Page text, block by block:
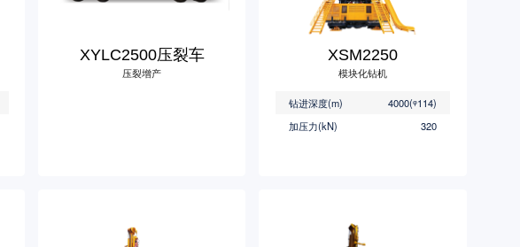
XYLC2500压裂车
压裂增产
XSM2250
模块化钻机
钻进深度(m) 4000(ᵠ114)
加压力(kN)
320